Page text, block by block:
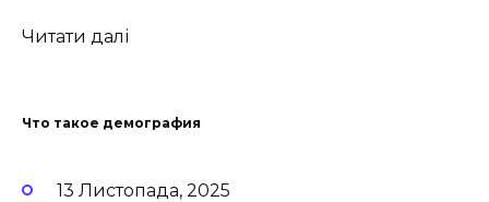
Читати далі
Что такое демография
13 Листопада, 2025